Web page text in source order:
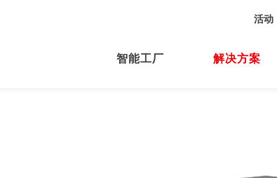
活动
智能工厂 解决方案